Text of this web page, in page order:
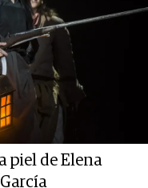
piel de Elena